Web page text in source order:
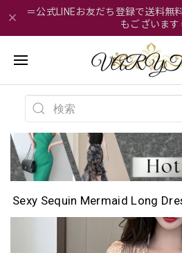
＝公式LINEお友だち登録で送料無
もございます
Sexy Sequin Mermaid Long